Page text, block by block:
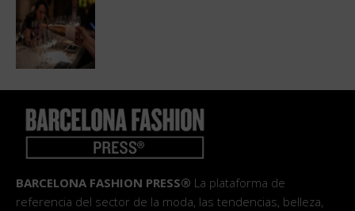
BARCELONA FASHION PRESS® La plataforma de
referencia del sector de la moda, las tendencias, belleza,